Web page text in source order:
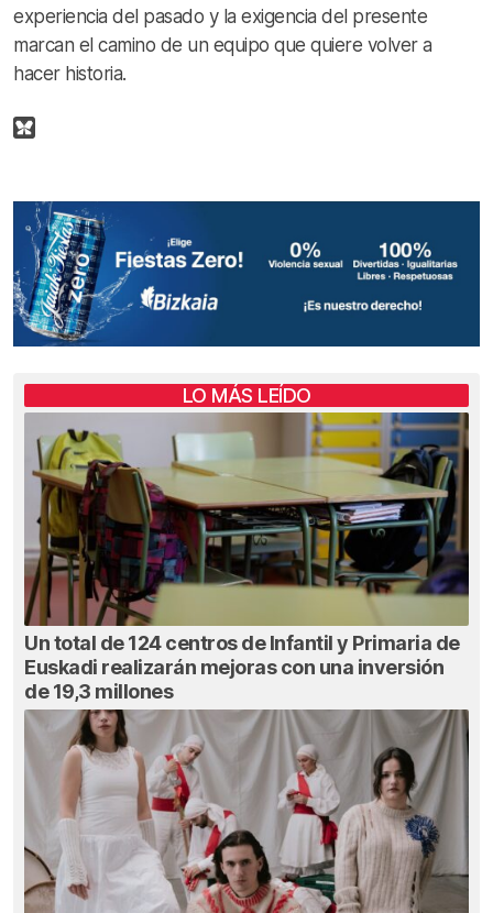
experiencia del pasado y la exigencia del presente
marcan el camino de un equipo que quiere volver a
hacer historia.
LO MÁS LEÍDO
Un total de 124 centros de Infantil y Primaria de
Euskadi realizarán mejoras con una inversión
de 19,3 millones